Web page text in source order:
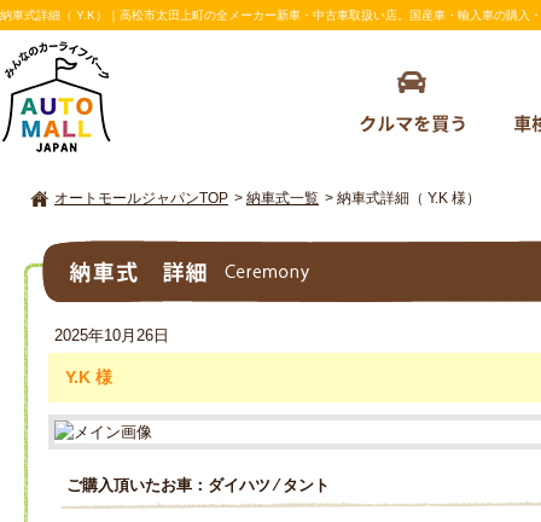
納車式詳細（ Y.K）｜高松市太田上町の全メーカー新車・中古車取扱い店。国産車・輸入車の購入
オートモールジャパンTOP > 納車式一覧 > 納車式詳細（ Y.K 様）
2025年10月26日
Y.K 様
ご購入頂いたお車：ダイハツ ⁄ タント